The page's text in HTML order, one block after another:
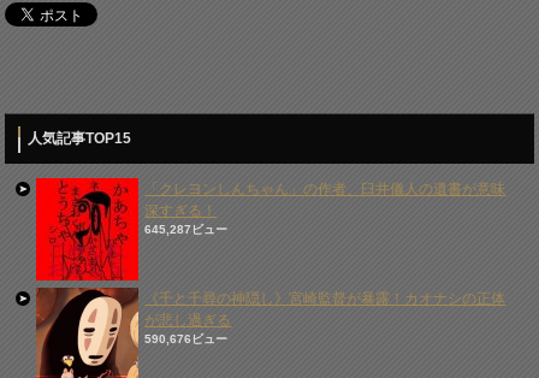
人気記事TOP15
「クレヨンしんちゃん」の作者、臼井儀人の遺書が意味
深すぎる！
645,287ビュー
《千と千尋の神隠し》宮崎監督が暴露！カオナシの正体
が悲し過ぎる
590,676ビュー